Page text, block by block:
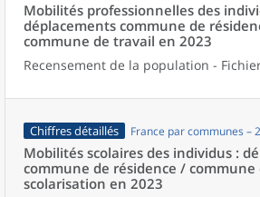
Mobilités professionnelles des
déplacements commune de
commune de travail en 2023
Recensement de la population -
Chiffres détaillés France par communes –
Mobilités scolaires des individus :
commune de résidence / commune
scolarisation en 2023